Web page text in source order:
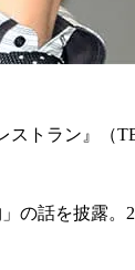
トラン』（
の話を披露。